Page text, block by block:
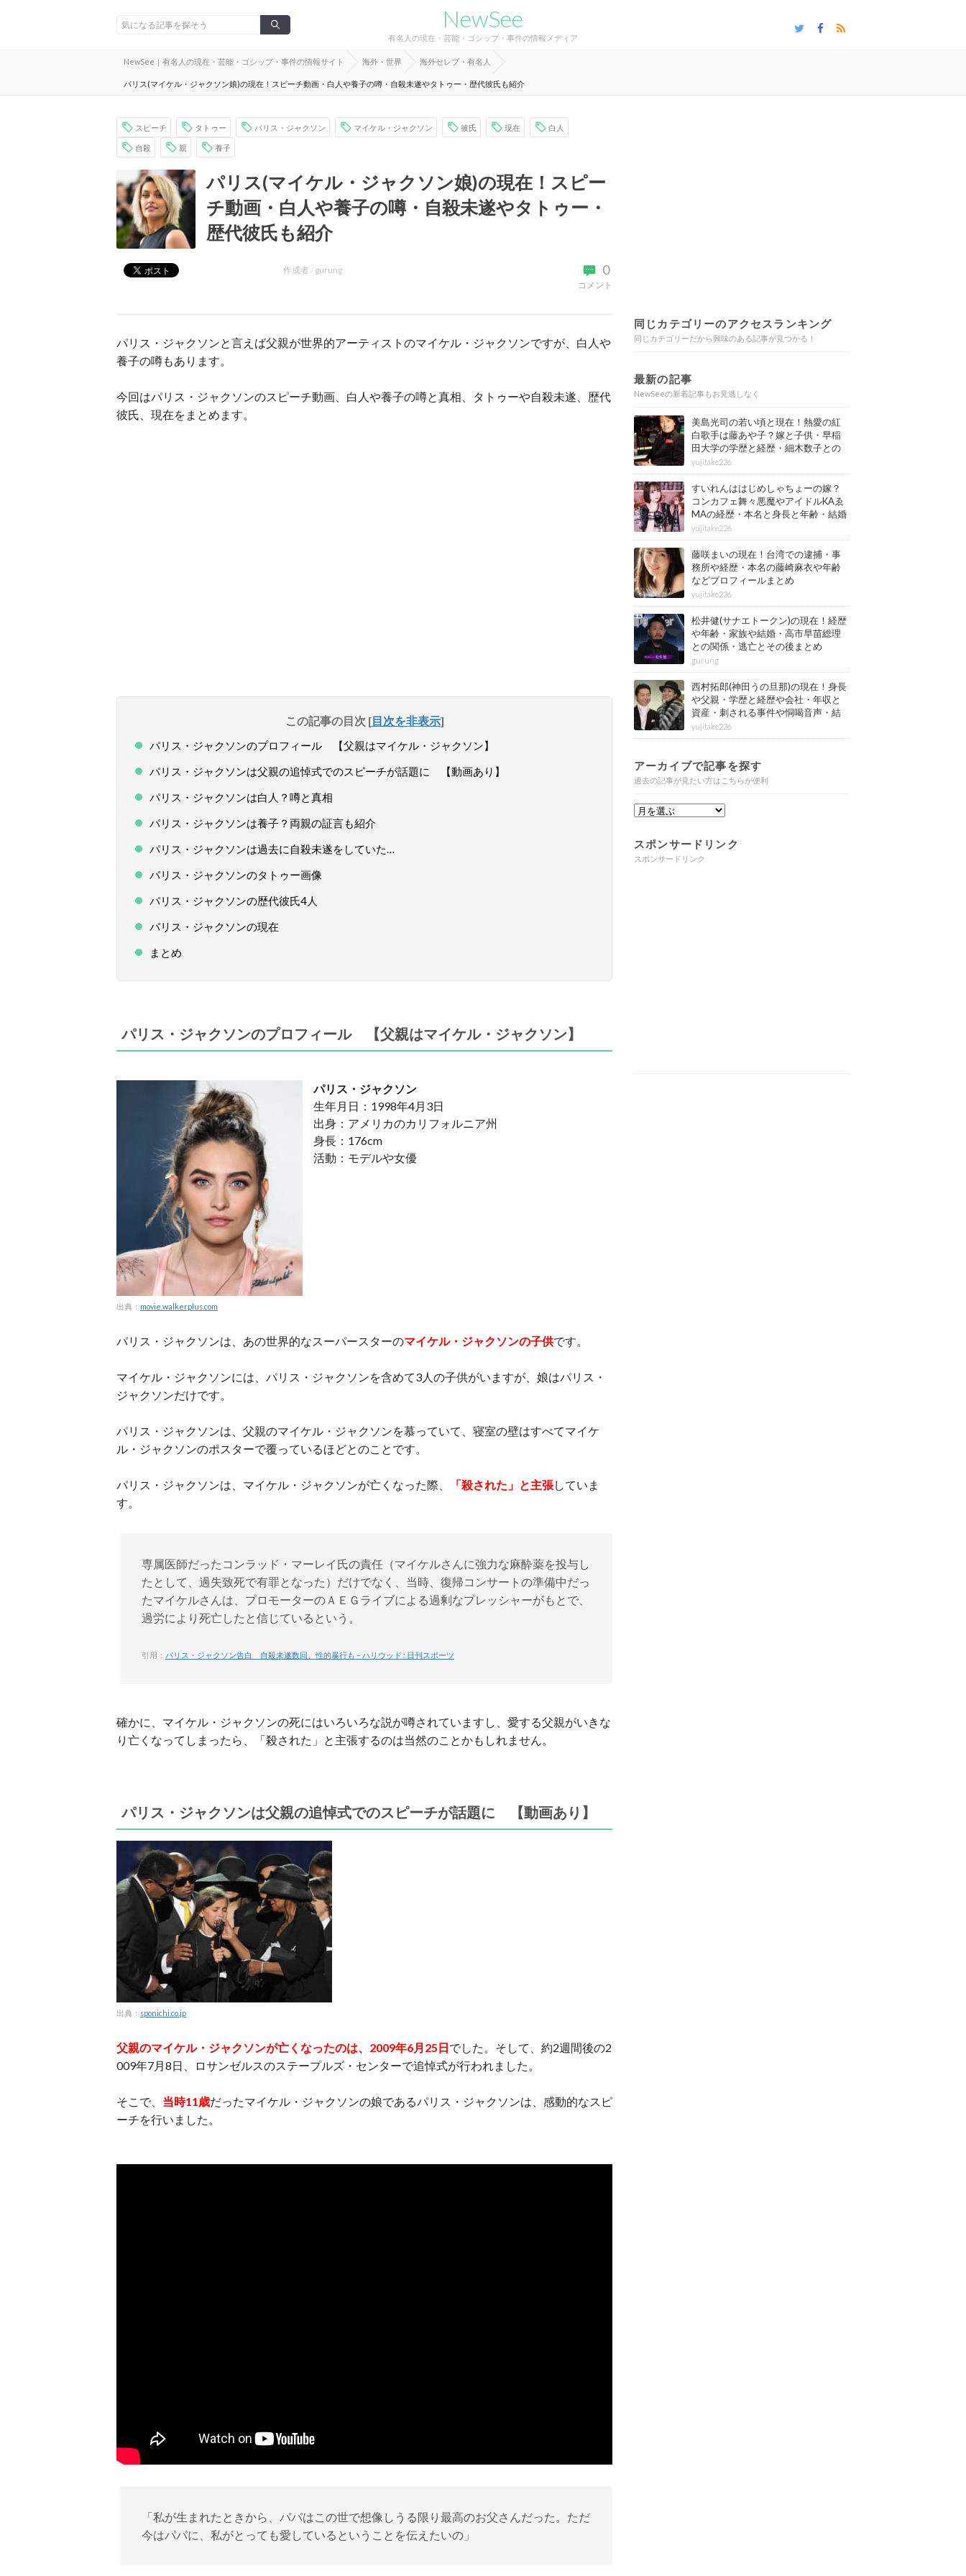
NewSee
有名人の現在・芸能・ゴシップ・事件の情報メディア
NewSee｜有名人の現在・芸能・ゴシップ・事件の情報サイト 海外・世界 海外セレブ・有名人
パリス(マイケル・ジャクソン娘)の現在！スピーチ動画・白人や養子の噂・自殺未遂やタトゥー・歴代彼氏も紹介
スピーチ タトゥー パリス・ジャクソン マイケル・ジャクソン 彼氏 現在 白人
自殺 親 養子
パリス(マイケル・ジャクソン娘)の現在！スピー
チ動画・白人や養子の噂・自殺未遂やタトゥー・
歴代彼氏も紹介
0
コメント
作成者 / gurung
パリス・ジャクソンと言えば父親が世界的アーティストのマイケル・ジャクソンですが、白人や
養子の噂もあります。
今回はパリス・ジャクソンのスピーチ動画、白人や養子の噂と真相、タトゥーや自殺未遂、歴代
彼氏、現在をまとめます。
この記事の目次 [目次を非表示]
パリス・ジャクソンのプロフィール 【父親はマイケル・ジャクソン】
パリス・ジャクソンは父親の追悼式でのスピーチが話題に 【動画あり】
パリス・ジャクソンは白人？噂と真相
パリス・ジャクソンは養子？両親の証言も紹介
パリス・ジャクソンは過去に自殺未遂をしていた…
パリス・ジャクソンのタトゥー画像
パリス・ジャクソンの歴代彼氏4人
パリス・ジャクソンの現在
まとめ
パリス・ジャクソンのプロフィール 【父親はマイケル・ジャクソン】
出典： movie.walkerplus.com
パリス・ジャクソン
生年月日：1998年4月3日
出身：アメリカのカリフォルニア州
身長：176cm
活動：モデルや女優
パリス・ジャクソンは、あの世界的なスーパースターのマイケル・ジャクソンの子供です。
マイケル・ジャクソンには、パリス・ジャクソンを含めて3人の子供がいますが、娘はパリス・
ジャクソンだけです。
パリス・ジャクソンは、父親のマイケル・ジャクソンを慕っていて、寝室の壁はすべてマイケ
ル・ジャクソンのポスターで覆っているほどとのことです。
パリス・ジャクソンは、マイケル・ジャクソンが亡くなった際、 「殺された」と主張していま
す。
専属医師だったコンラッド・マーレイ氏の責任（マイケルさんに強力な麻酔薬を投与し
たとして、過失致死で有罪となった）だけでなく、当時、復帰コンサートの準備中だっ
たマイケルさんは、プロモーターのＡＥＧライブによる過剰なプレッシャーがもとで、
過労により死亡したと信じているという。
引用： パリス・ジャクソン告白 自殺未遂数回、性的暴行も – ハリウッド : 日刊スポーツ
確かに、マイケル・ジャクソンの死にはいろいろな説が噂されていますし、愛する父親がいきな
り亡くなってしまったら、「殺された」と主張するのは当然のことかもしれません。
パリス・ジャクソンは父親の追悼式でのスピーチが話題に 【動画あり】
出典： sponichi.co.jp
父親のマイケル・ジャクソンが亡くなったのは、2009年6月25日でした。そして、約2週間後の2
009年7月8日、ロサンゼルスのステープルズ・センターで追悼式が行われました。
そこで、 当時11歳だったマイケル・ジャクソンの娘であるパリス・ジャクソンは、感動的なスピ
ーチを行いました。
「私が生まれたときから、パパはこの世で想像しうる限り最高のお父さんだった。ただ
今はパパに、私がとっても愛しているということを伝えたいの」
同じカテゴリーのアクセスランキング
同じカテゴリーだから興味のある記事が見つかる！
最新の記事
NewSeeの新着記事もお見逃しなく
美島光司の若い頃と現在！熱愛の紅
白歌手は藤あや子？嫁と子供・早稲
田大学の学歴と経歴・細木数子との
確執もまとめ
yujitake226
すいれんははじめしゃちょーの嫁？
コンカフェ舞々悪魔やアイドルKAゑ
MAの経歴・本名と身長と年齢・結婚
情報もまとめ
yujitake226
藤咲まいの現在！台湾での逮捕・事
務所や経歴・本名の藤崎麻衣や年齢
などプロフィールまとめ
yujitake226
松井健(サナエトークン)の現在！経歴
や年齢・家族や結婚・高市早苗総理
との関係・逃亡とその後まとめ
gurung
西村拓郎(神田うの旦那)の現在！身長
や父親・学歴と経歴や会社・年収と
資産・刺される事件や恫喝音声・結
婚と子供や自宅・脳梗塞の病気もま
とめ
yujitake226
アーカイブで記事を探す
過去の記事が見たい方はこちらが便利
スポンサードリンク
スポンサードリンク